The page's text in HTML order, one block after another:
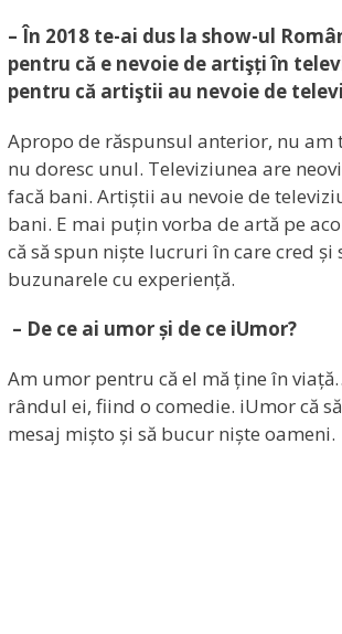
– În 2018 te-ai dus la show-ul
pentru că e nevoie de artişți în
pentru că artiştii au nevoie de
Apropo de răspunsul anterior, nu am
nu doresc unul. Televiziunea are
facă bani. Artiștii au nevoie de
bani. E mai puțin vorba de artă pe
că să spun niște lucruri în care cred
buzunarele cu experiență.
– De ce ai umor și de ce iUmor?
Am umor pentru că el mă ține în
rândul ei, fiind o comedie. iUmor că
mesaj mișto și să bucur niște oameni.